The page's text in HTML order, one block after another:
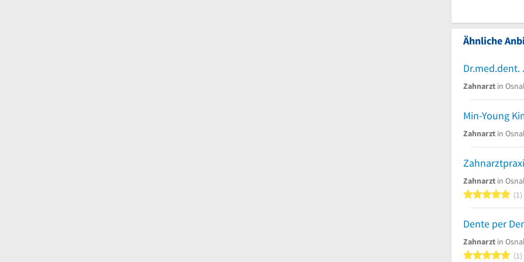
Ähnliche
Zahnarzt in
Min-Young
Zahnarzt in
Zahnarzt in
5
1
Zahnarzt in
5
1